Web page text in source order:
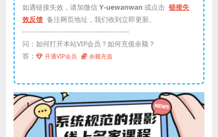
如遇链接失效，请加微信 Y-uewanwan 或点击 链接失
效反馈 备注网页地址，我们收到立即更新。
--------------------------------------------
问：如何打开本站VIP会员？如何充值余额？
答：
开通VIP会员 余额充值